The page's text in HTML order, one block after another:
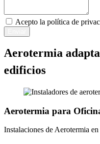
Acepto la política de
Aerotermia
edificios
Aerotermia para
Instalaciones de Aerotermia